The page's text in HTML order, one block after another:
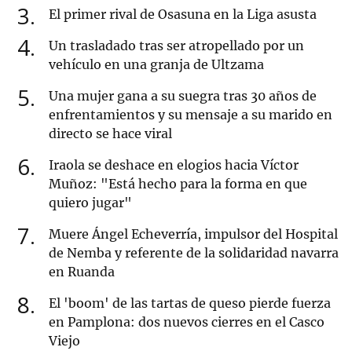
3 El primer rival de Osasuna en la Liga asusta
4
Un trasladado tras ser atropellado por un
vehículo en una granja de Ultzama
5
Una mujer gana a su suegra tras 30 años de
enfrentamientos y su mensaje a su marido en
directo se hace viral
6
Iraola se deshace en elogios hacia Víctor
Muñoz: "Está hecho para la forma en que
quiero jugar"
7
Muere Ángel Echeverría, impulsor del Hospital
de Nemba y referente de la solidaridad navarra
en Ruanda
8
El 'boom' de las tartas de queso pierde fuerza
en Pamplona: dos nuevos cierres en el Casco
Viejo